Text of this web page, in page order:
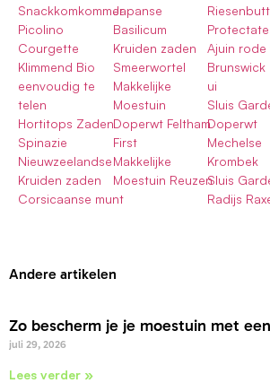
Snackkomkommer
Picolino
Courgette
Klimmend Bio
eenvoudig te
telen
Hortitops Zaden
Spinazie
Nieuwzeelandse
Kruiden zaden
Corsicaanse munt
Japanse
Basilicum
Kruiden zaden
Smeerwortel
Makkelijke
Moestuin
Doperwt Feltham
First
Makkelijke
Moestuin Reuzen
Ajuin rode
ui
Sluis
Doperwt
Mechelse
Krombek
Sluis
Radijs
Andere artikelen
Zo bescherm je je moestuin met
juli 29, 2026
Lees verder »